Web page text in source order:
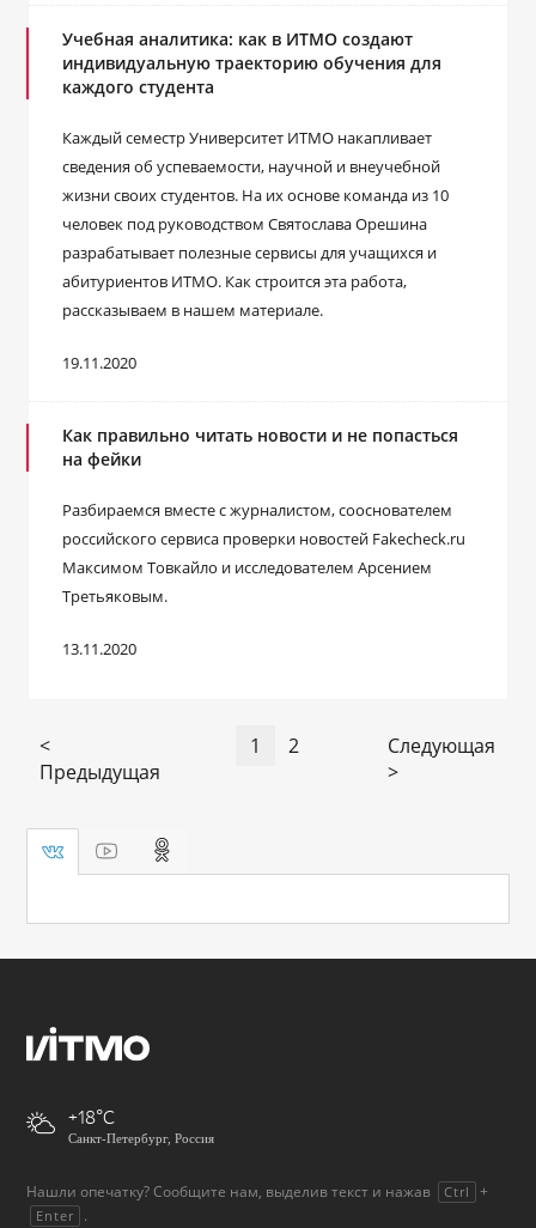
Учебная аналитика: как в ИТМО создают
индивидуальную траекторию обучения для
каждого студента
Каждый семестр Университет ИТМО накапливает
сведения об успеваемости, научной и внеучебной
жизни своих студентов. На их основе команда из 10
человек под руководством Святослава Орешина
разрабатывает полезные сервисы для учащихся и
абитуриентов ИТМО. Как строится эта работа,
рассказываем в нашем материале.
19.11.2020
Как правильно читать новости и не попасться
на фейки
Разбираемся вместе с журналистом, сооснователем
российского сервиса проверки новостей Fakecheck.ru
Максимом Товкайло и исследователем Арсением
Третьяковым.
13.11.2020
<
Предыдущая
1 2
Следующая
>
+18
Санкт-Петербург, Россия
Нашли опечатку? Сообщите нам, выделив текст и нажав Ctrl +
Enter .